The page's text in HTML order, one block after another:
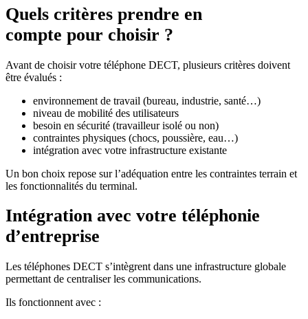
Quels critères prendre en
compte pour choisir ?
Avant de choisir votre téléphone DECT, plusieurs critères doivent
être évalués :
environnement de travail (bureau, industrie, santé…)
niveau de mobilité des utilisateurs
besoin en sécurité (travailleur isolé ou non)
contraintes physiques (chocs, poussière, eau…)
intégration avec votre infrastructure existante
Un bon choix repose sur l’adéquation entre les contraintes terrain et
les fonctionnalités du terminal.
Intégration avec votre téléphonie
d’entreprise
Les téléphones DECT s’intègrent dans une infrastructure globale
permettant de centraliser les communications.
Ils fonctionnent avec :